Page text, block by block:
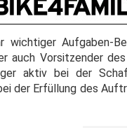
wichtiger Aufgaben-
auch Vorsitzender
aktiv bei der
der Erfüllung des